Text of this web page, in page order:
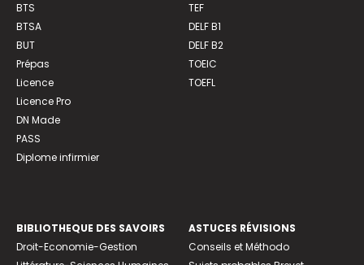
BTS
BTSA
BUT
Prépas
Licence
Licence Pro
DN Made
PASS
Diplome infirmier
TEF
DELF B1
DELF B2
TOEIC
TOEFL
BIBLIOTHEQUE DES SAVOIRS
Droit-Economie-Gestion
ASTUCES RÉVISIONS
Conseils et Méthodo